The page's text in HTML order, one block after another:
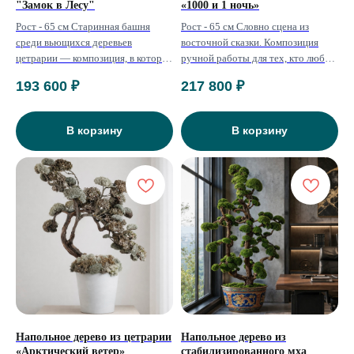
"Замок в Лесу"
Рост - 65 см Старинная башня
среди вьющихся деревьев
цетрарии — композиция, в которой
окнах будто зовут заглянуть
193 600 ₽
В корзину
«1000 и 1 ночь»
Рост - 65 см Словно сцена из
восточной сказки. Композиция
ручной работы для тех, кто любит
217 800 ₽
В корзину
Напольное дерево из цетрарии
«Арктический ветер»
Напольное дерево из
стабилизированного мха